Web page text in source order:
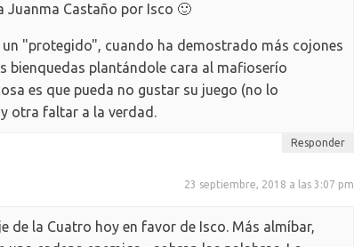
Juanma Castaño por Isco 🙂
"protegido", cuando ha demostrado más cojones
bienquedas plantándole cara al mafioserío
es que pueda no gustar su juego (no lo
otra faltar a la verdad.
Responder
23 septiembre, 2018 a las 3:07 pm
de la Cuatro hoy en favor de Isco. Más almíbar,